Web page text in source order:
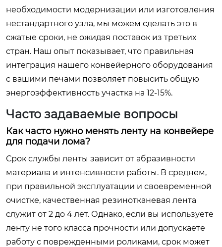
необходимости модернизации или изготовления
нестандартного узла, мы можем сделать это в
сжатые сроки, не ожидая поставок из третьих
стран. Наш опыт показывает, что правильная
интеграция нашего конвейерного оборудования
с вашими печами позволяет повысить общую
энергоэффективность участка на 12-15%.
Часто задаваемые вопросы
Как часто нужно менять ленту на конвейере
для подачи лома?
Срок службы ленты зависит от абразивности
материала и интенсивности работы. В среднем,
при правильной эксплуатации и своевременной
очистке, качественная резинотканевая лента
служит от 2 до 4 лет. Однако, если вы используете
ленту не того класса прочности или допускаете
работу с поврежденными роликами, срок может